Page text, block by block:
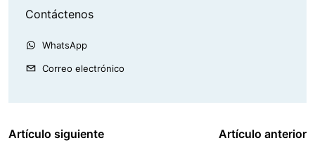
Contáctenos
WhatsApp
Correo electrónico
Artículo siguiente Artículo anterior